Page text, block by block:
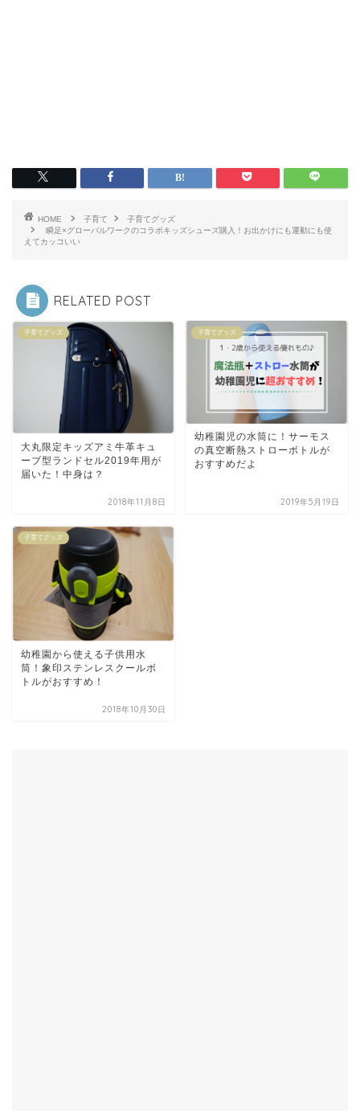
HOME 子育て
子育てグッズ
瞬足×グローバルワークのコラボキッズシューズ購入！お出かけにも運動にも使
えてカッコいい
RELATED POST
子育てグッズ
大丸限定キッズアミ牛革キュ
ーブ型ランドセル2019年用が
届いた！中身は？
2018年11月8日
子育てグッズ
幼稚園児の水筒に！サーモス
の真空断熱ストローボトルが
おすすめだよ
2019年5月19日
子育てグッズ
幼稚園から使える子供用水
筒！象印ステンレスクールボ
トルがおすすめ！
2018年10月30日